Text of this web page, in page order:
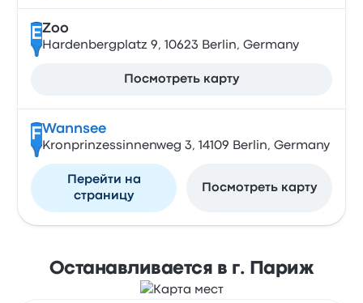
EZoo
Hardenbergplatz 9, 10623 Berlin, Germany
Посмотреть карту
F Wannsee
Kronprinzessinnenweg 3, 14109 Berlin, Germany
Перейти на
страницу
Посмотреть карту
Останавливается в г. Париж